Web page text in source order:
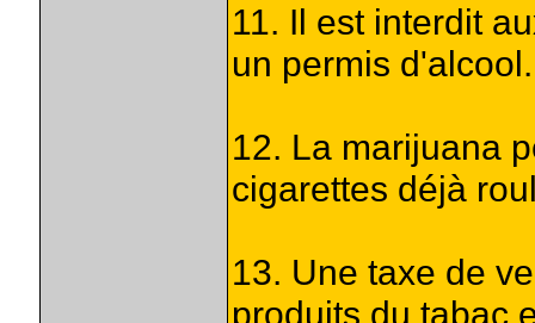
11. Il est interdit
un permis d'alcool.
12. La marijuana
cigarettes déjà
13. Une taxe de
produits du tabac